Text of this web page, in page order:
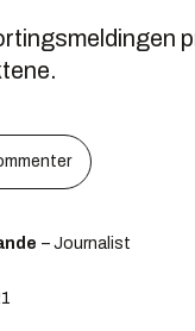
– Journalist